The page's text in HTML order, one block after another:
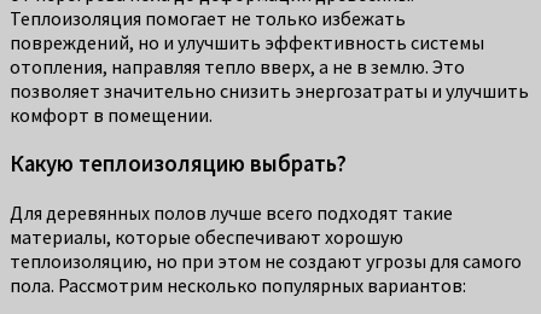
Теплоизоляция помогает не только избежать
повреждений, но и улучшить эффективность системы
отопления, направляя тепло вверх, а не в землю. Это
позволяет значительно снизить энергозатраты и улучшить
комфорт в помещении.
Какую теплоизоляцию выбрать?
Для деревянных полов лучше всего подходят такие
материалы, которые обеспечивают хорошую
теплоизоляцию, но при этом не создают угрозы для самого
пола. Рассмотрим несколько популярных вариантов: